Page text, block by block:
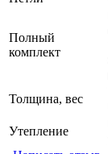
Полный
комплект
Толщина, вес
Утепление